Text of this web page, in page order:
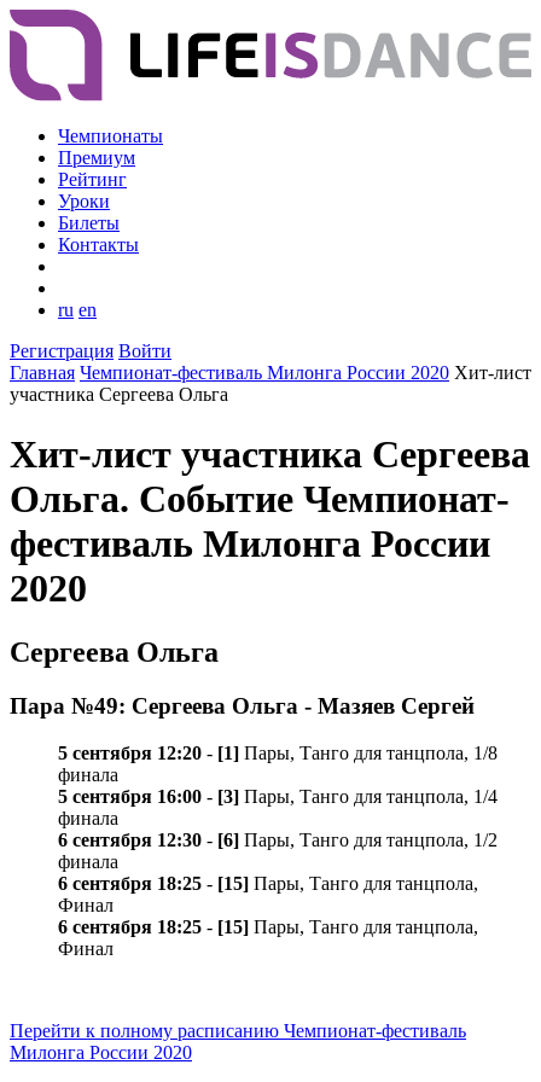
Чемпионаты
Премиум
Рейтинг
Уроки
Билеты
Контакты
ru en
Регистрация Войти
Главная Чемпионат-фестиваль Милонга России 2020 Хит-лист
участника Сергеева Ольга
Хит-лист участника Сергеева
Ольга. Событие Чемпионат-
фестиваль Милонга России
2020
Сергеева Ольга
Пара №49: Сергеева Ольга - Мазяев Сергей
5 сентября 12:20 - [1] Пары, Танго для танцпола, 1/8
финала
5 сентября 16:00 - [3] Пары, Танго для танцпола, 1/4
финала
6 сентября 12:30 - [6] Пары, Танго для танцпола, 1/2
финала
6 сентября 18:25 - [15] Пары, Танго для танцпола,
Финал
6 сентября 18:25 - [15] Пары, Танго для танцпола,
Финал
Перейти к полному расписанию Чемпионат-фестиваль
Милонга России 2020